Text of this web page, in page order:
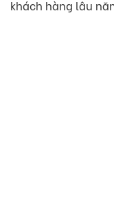
khách hàng lâu